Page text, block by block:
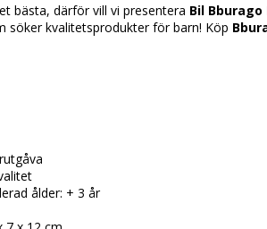
bästa, därför vill vi presentera Bil Bburago
söker kvalitetsprodukter för barn! Köp
ålder: + 3 år